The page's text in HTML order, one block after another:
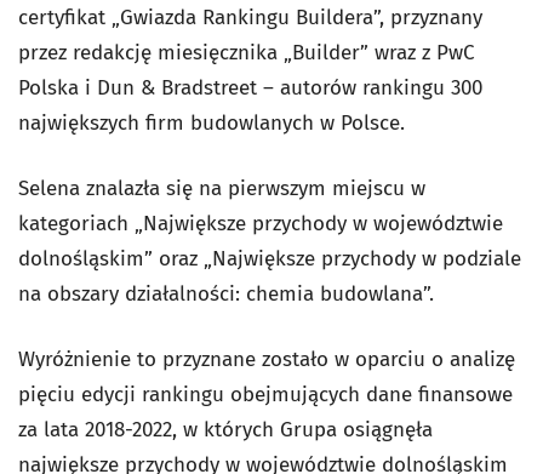
certyfikat „Gwiazda Rankingu Buildera”, przyznany
przez redakcję miesięcznika „Builder” wraz z PwC
Polska i Dun & Bradstreet – autorów rankingu 300
największych firm budowlanych w Polsce.
Selena znalazła się na pierwszym miejscu w
kategoriach „Największe przychody w województwie
dolnośląskim” oraz „Największe przychody w podziale
na obszary działalności: chemia budowlana”.
Wyróżnienie to przyznane zostało w oparciu o analizę
pięciu edycji rankingu obejmujących dane finansowe
za lata 2018-2022, w których Grupa osiągnęła
największe przychody w województwie dolnośląskim